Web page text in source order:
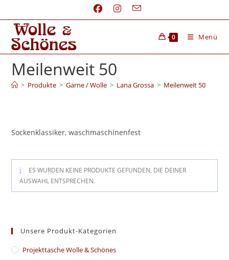
0 Menü
Meilenweit 50
> Produkte > Garne / Wolle > Lana Grossa > Meilenweit 50
Sockenklassiker, waschmaschinenfest
ES WURDEN KEINE PRODUKTE GEFUNDEN, DIE DEINER
AUSWAHL ENTSPRECHEN.
Unsere Produkt-Kategorien
​Projekttasche Wolle & Schönes